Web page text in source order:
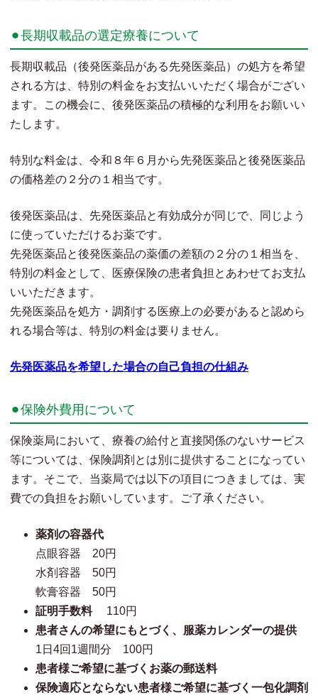
⚫︎長期収載品の選定療養について
長期収載品（後発医薬品がある先発医薬品）の処方を希望
される方は、特別の料金をお支払いいただく場合がござい
ます。この機会に、後発医薬品の積極的な利用をお願いい
たします。
特別な料金は、令和８年６月から先発医薬品と後発医薬品
の価格差の２分の１相当です。
後発医薬品は、先発医薬品と有効成分が同じで、同じよう
に使っていただけるお薬です。
先発医薬品と後発医薬品の薬価の差額の２分の１相当を、
特別の料金として、医療保険の患者負担とあわせてお支払
いいただきます。
先発医薬品を処方・調剤する医療上の必要があると認めら
れる場合等は、特別の料金は要りません。
先発医薬品を希望した場合の自己負担の仕組み
⚫︎保険外費用について
保険薬局において、療養の給付と直接関係のないサービス
等については、保険調剤とは別に提供することになってい
ます。そこで、当薬局では以下の項目につきましては、実
費での負担をお願いしています。ご了承ください。
薬剤の容器代
点眼容器 20円
水剤容器 50円
軟膏容器 50円
証明手数料110円
患者さんの希望にもとづく、服薬カレンダーの提供
1日4回1週間分 100円
患者様ご希望に基づくお薬の郵送料
保険適応とならない患者様ご希望に基づく一包化調剤